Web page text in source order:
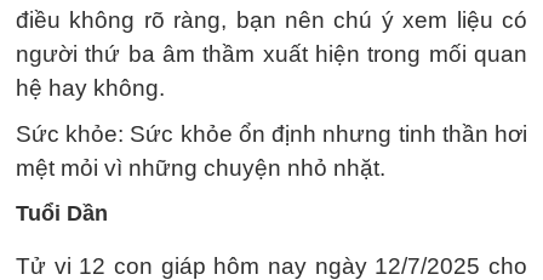
điều không rõ ràng, bạn nên chú ý xem liệu có
người thứ ba âm thầm xuất hiện trong mối quan
hệ hay không.
Sức khỏe: Sức khỏe ổn định nhưng tinh thần hơi
mệt mỏi vì những chuyện nhỏ nhặt.
Tuổi Dần
Tử vi 12 con giáp hôm nay ngày 12/7/2025 cho